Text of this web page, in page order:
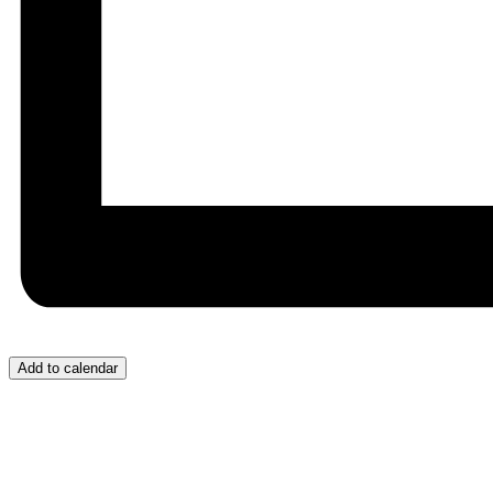
Add to calendar